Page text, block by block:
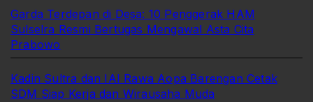
Garda Terdepan di Desa: 10 Penggerak HAM
Sulselra Resmi Bertugas Mengawal Asta Cita
Prabowo
Kadin Sultra dan IAI Rawa Aopa Barengan Cetak
SDM Siap Kerja dan Wirausaha Muda